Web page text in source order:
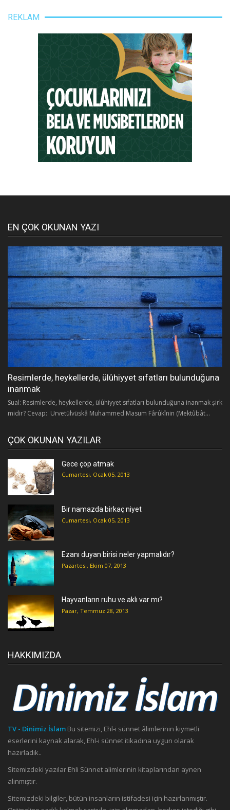
REKLAM
EN ÇOK OKUNAN YAZI
Resimlerde, heykellerde, ülûhiyyet sıfatları bulunduğuna
inanmak
Sual: Resimlerde, heykellerde, ülûhiyyet sıfatları bulunduğuna inanmak şirk
midir? Cevap: Urvetülvüskâ Muhammed Masum Fârûkînin (Mektûbât...
ÇOK OKUNAN YAZILAR
Gece çöp atmak
Cumartesi, Ocak 05, 2013
Bir namazda birkaç niyet
Cumartesi, Ocak 05, 2013
Ezanı duyan birisi neler yapmalıdır?
Pazartesi, Ekim 07, 2013
Hayvanların ruhu ve aklı var mı?
Pazar, Temmuz 28, 2013
HAKKIMIZDA
TV - Dinimiz İslam Bu sitemizi, Ehl-i sünnet âlimlerinin kıymetli
eserlerini kaynak alarak, Ehl-i sünnet itikadına uygun olarak
hazırladık..
Sitemizdeki yazılar Ehli Sünnet alimlerinin kitaplarından aynen
alınmıştır.
Sitemizdeki bilgiler, bütün insanların istifadesi için hazırlanmıştır.